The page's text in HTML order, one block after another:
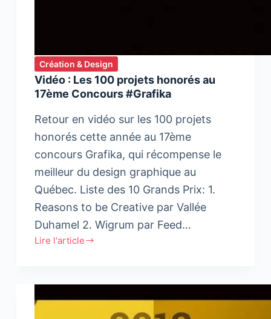
Création & Design
Vidéo : Les 100 projets honorés au
17ème Concours #Grafika
Retour en vidéo sur les 100 projets
honorés cette année au 17ème
concours Grafika, qui récompense le
meilleur du design graphique au
Québec. Liste des 10 Grands Prix: 1.
Reasons to be Creative par Vallée
Duhamel 2. Wigrum par Feed…
Lire l'article
Vidéo
projets